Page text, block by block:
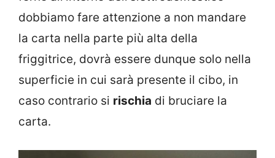
dobbiamo fare attenzione a non mandare
la carta nella parte più alta della
friggitrice, dovrà essere dunque solo nella
superficie in cui sarà presente il cibo, in
caso contrario si rischia di bruciare la
carta.